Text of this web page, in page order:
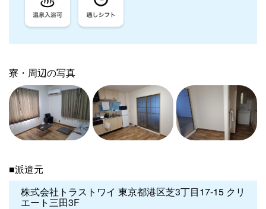
寮・周辺の写真
■派遣元
株式会社トラストワイ 東京都港区芝3丁目17-15 クリ
エート三田3F